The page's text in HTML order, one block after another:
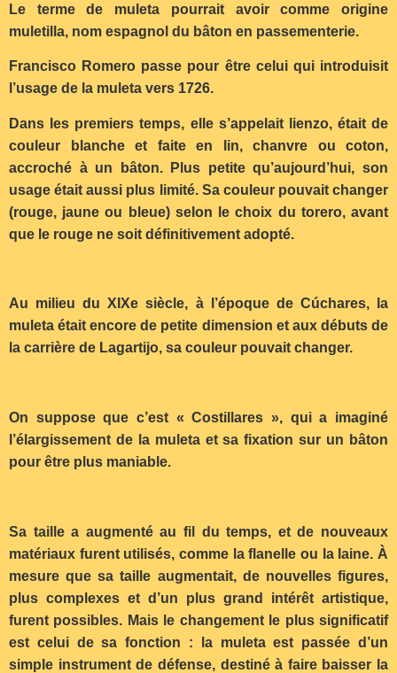
Le terme de muleta pourrait avoir comme origine
muletilla, nom espagnol du bâton en passementerie.
Francisco Romero passe pour être celui qui introduisit
l’usage de la muleta vers 1726.
Dans les premiers temps, elle s’appelait lienzo, était de
couleur blanche et faite en lin, chanvre ou coton,
accroché à un bâton. Plus petite qu’aujourd’hui, son
usage était aussi plus limité. Sa couleur pouvait changer
(rouge, jaune ou bleue) selon le choix du torero, avant
que le rouge ne soit définitivement adopté.
Au milieu du XIXe siècle, à l’époque de Cúchares, la
muleta était encore de petite dimension et aux débuts de
la carrière de Lagartijo, sa couleur pouvait changer.
On suppose que c’est « Costillares », qui a imaginé
l’élargissement de la muleta et sa fixation sur un bâton
pour être plus maniable.
Sa taille a augmenté au fil du temps, et de nouveaux
matériaux furent utilisés, comme la flanelle ou la laine. À
mesure que sa taille augmentait, de nouvelles figures,
plus complexes et d’un plus grand intérêt artistique,
furent possibles. Mais le changement le plus significatif
est celui de sa fonction : la muleta est passée d’un
simple instrument de défense, destiné à faire baisser la